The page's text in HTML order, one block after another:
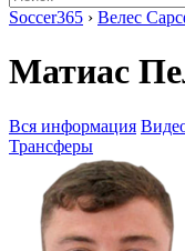
Soccer365 › Велес
Матиас
Вся информация
Трансферы